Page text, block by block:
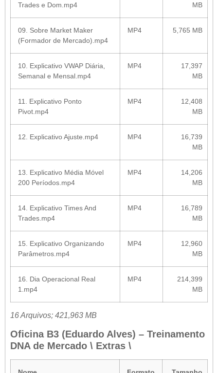
Trades e Dom.mp4
MB
09. Sobre Market Maker
(Formador de Mercado).mp4
MP4 5,765 MB
10. Explicativo VWAP Diária,
Semanal e Mensal.mp4
MP4
17,397
MB
11. Explicativo Ponto
Pivot.mp4
MP4
12,408
MB
12. Explicativo Ajuste.mp4 MP4
16,739
MB
13. Explicativo Média Móvel
200 Períodos.mp4
MP4
14,206
MB
14. Explicativo Times And
Trades.mp4
MP4
16,789
MB
15. Explicativo Organizando
Parâmetros.mp4
MP4
12,960
MB
16. Dia Operacional Real
1.mp4
MP4
214,399
MB
16 Arquivos; 421,963 MB
Oficina B3 (Eduardo Alves) – Treinamento
DNA de Mercado \ Extras \